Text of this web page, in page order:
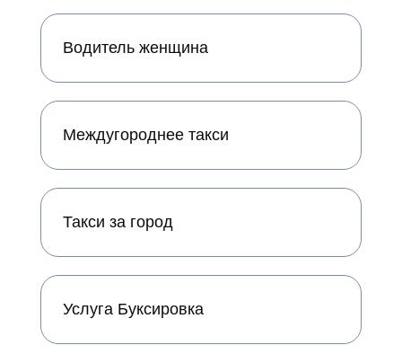
Водитель женщина
Междугороднее такси
Такси за город
Услуга Буксировка